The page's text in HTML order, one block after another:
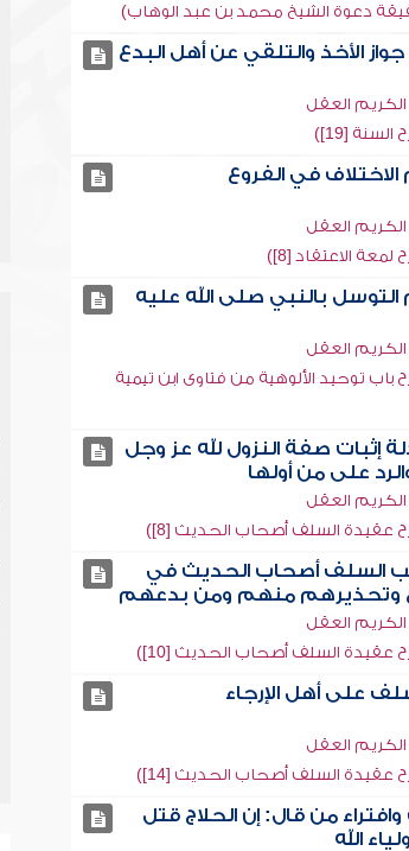
دعوة الشيخ محمد بن عبد الوهاب)
الأخذ والتلقي عن أهل البدع
العقل
[19])
في الفروع
العقل
الاعتقاد [8])
بالنبي صلى الله عليه
العقل
توحيد الألوهية من فتاوى ابن تيمية
إثبات صفة النزول لله عز وجل
على من أولها
العقل
السلف أصحاب الحديث [8])
السلف أصحاب الحديث في
وتحذيرهم منهم ومن بدعهم
العقل
السلف أصحاب الحديث [10])
على أهل الإرجاء
العقل
السلف أصحاب الحديث [14])
من قال: إن الحلاج قتل
الله